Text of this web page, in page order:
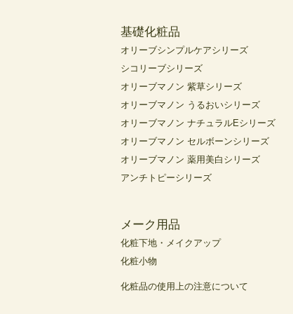
基礎化粧品
オリーブシンプルケアシリーズ
シコリーブシリーズ
オリーブマノン 紫草シリーズ
オリーブマノン うるおいシリーズ
オリーブマノン ナチュラルEシリーズ
オリーブマノン セルボーンシリーズ
オリーブマノン 薬用美白シリーズ
アンチトピーシリーズ
メーク用品
化粧下地・メイクアップ
化粧小物
化粧品の使用上の注意について